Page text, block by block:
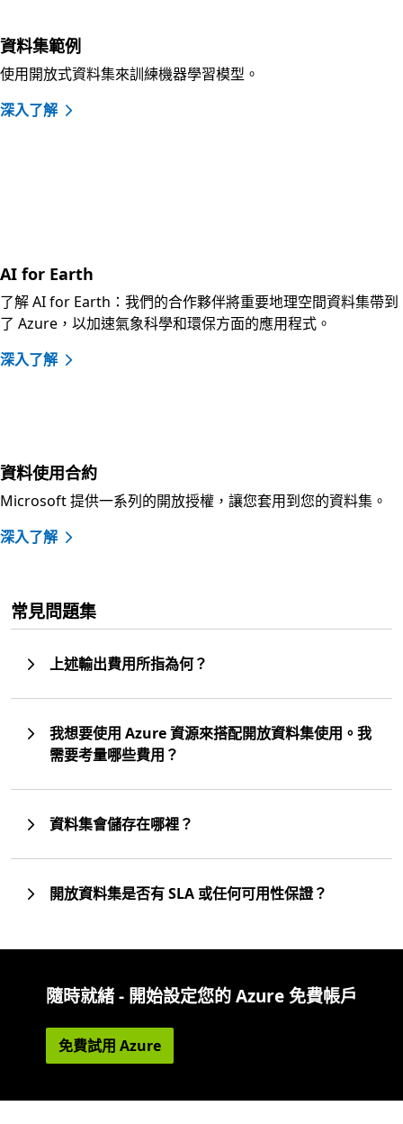
資料集範例
使用開放式資料集來訓練機器學習模型。
深入了解
AI for Earth
了解 AI for Earth：我們的合作夥伴將重要地理空間資料集帶到
了 Azure，以加速氣象科學和環保方面的應用程式。
深入了解
資料使用合約
Microsoft 提供一系列的開放授權，讓您套用到您的資料集。
深入了解
常見問題集
上述輸出費用所指為何？
我想要使用 Azure 資源來搭配開放資料集使用。我
需要考量哪些費用？
資料集會儲存在哪裡？
開放資料集是否有 SLA 或任何可用性保證？
隨時就緒 - 開始設定您的 Azure 免費帳戶
免費試用 Azure